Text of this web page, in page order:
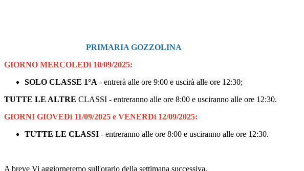
PRIMARIA GOZZOLINA
GIORNO MERCOLEDì 10/09/2025:
SOLO CLASSE 1°A - entrerà alle ore 9:00 e uscirà alle ore 12:30;
TUTTE LE ALTRE CLASSI - entreranno alle ore 8:00 e usciranno alle ore 12:30.
GIORNI GIOVEDì 11/09/2025 e VENERDì 12/09/2025:
TUTTE LE CLASSI - entreranno alle ore 8:00 e usciranno alle ore 12:30.
A breve Vi aggiorneremo sull'orario della settimana successiva.